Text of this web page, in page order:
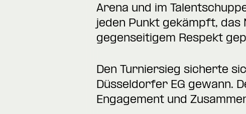
Arena und im
jeden Punkt gekämpft,
gegenseitigem Respekt
Den Turniersieg sicherte
Düsseldorfer EG gewann.
Engagement und